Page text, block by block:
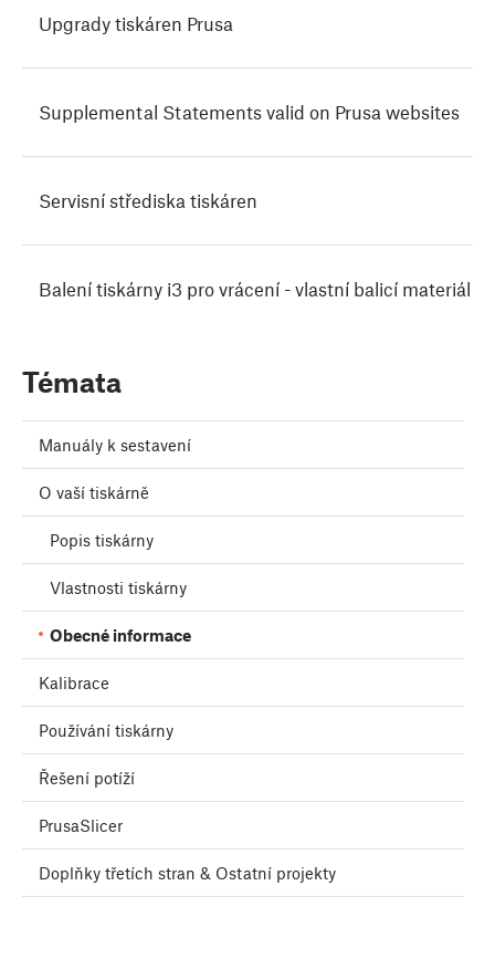
Upgrady tiskáren Prusa
Supplemental Statements valid on Prusa websites
Servisní střediska tiskáren
Balení tiskárny i3 pro vrácení - vlastní balicí materiál
Témata
Manuály k sestavení
O vaší tiskárně
Popis tiskárny
Vlastnosti tiskárny
Obecné informace
Kalibrace
Používání tiskárny
Řešení potíží
PrusaSlicer
Doplňky třetích stran & Ostatní projekty